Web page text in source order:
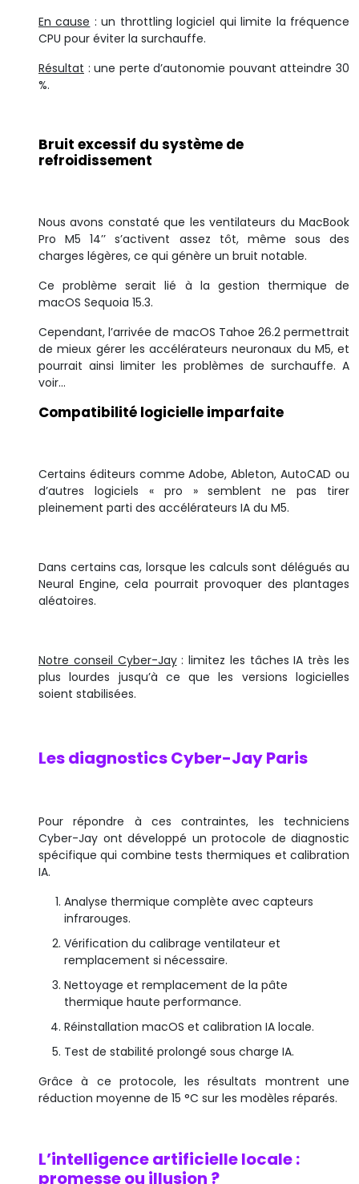
En cause : un throttling logiciel qui limite la fréquence
CPU pour éviter la surchauffe.
Résultat : une perte d’autonomie pouvant atteindre 30
%.
Bruit excessif du système de
refroidissement
Nous avons constaté que les ventilateurs du MacBook
Pro M5 14’’ s’activent assez tôt, même sous des
charges légères, ce qui génère un bruit notable.
Ce problème serait lié à la gestion thermique de
macOS Sequoia 15.3.
Cependant, l’arrivée de macOS Tahoe 26.2 permettrait
de mieux gérer les accélérateurs neuronaux du M5, et
pourrait ainsi limiter les problèmes de surchauffe. A
voir…
Compatibilité logicielle imparfaite
Certains éditeurs comme Adobe, Ableton, AutoCAD ou
d’autres logiciels « pro » semblent ne pas tirer
pleinement parti des accélérateurs IA du M5.
Dans certains cas, lorsque les calculs sont délégués au
Neural Engine, cela pourrait provoquer des plantages
aléatoires.
Notre conseil Cyber-Jay: limitez les tâches IA très les
plus lourdes jusqu’à ce que les versions logicielles
soient stabilisées.
Les diagnostics Cyber-Jay Paris
Pour répondre à ces contraintes, les techniciens
Cyber-Jay ont développé un protocole de diagnostic
spécifique qui combine tests thermiques et calibration
IA.
Analyse thermique complète avec capteurs
infrarouges.
Vérification du calibrage ventilateur et
remplacement si nécessaire.
Nettoyage et remplacement de la pâte
thermique haute performance.
Réinstallation macOS et calibration IA locale.
Test de stabilité prolongé sous charge IA.
Grâce à ce protocole, les résultats montrent une
réduction moyenne de 15 °C sur les modèles réparés.
L’intelligence artificielle locale :
promesse ou illusion ?